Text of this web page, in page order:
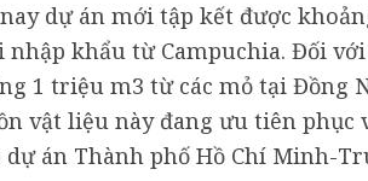
dự án mới tập kết được
khẩu từ Campuchia. Đối
1 triệu m3 từ các mỏ tại Đồng
vật liệu này đang ưu tiên
dự án Thành phố Hồ Chí Minh-